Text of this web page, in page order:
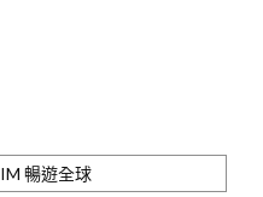
暢遊全球